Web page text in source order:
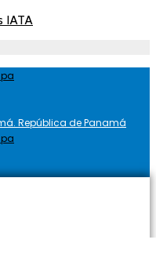
IATA
República de Panamá